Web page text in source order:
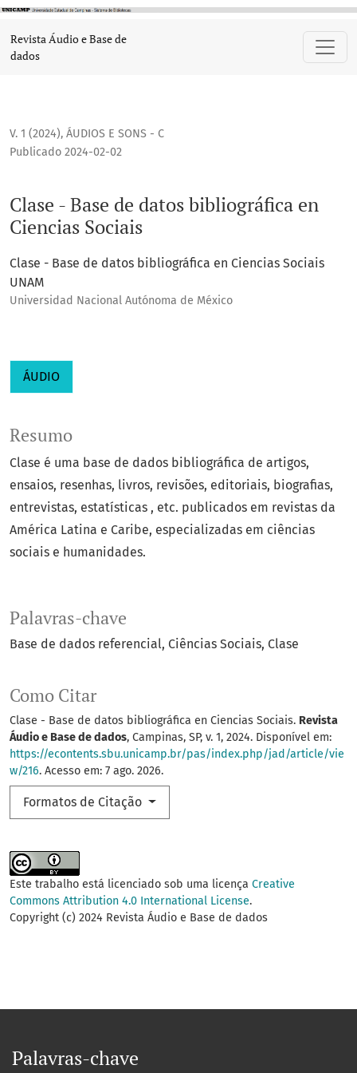
Clase - Base de datos bibliográfica en Ciencias Sociais
Revista Áudio e Base de
dados
V. 1 (2024), ÁUDIOS E SONS - C
Clase - Base de datos bibliográfica en
Ciencias Sociais
Publicado 2024-02-02
Clase - Base de datos bibliográfica en Ciencias Sociais
UNAM
Universidad Nacional Autónoma de México
ÁUDIO
Palavras-chave
Base de dados referencial Ciências Sociais Clase
Como Citar
Clase - Base de datos bibliográfica en Ciencias Sociais. Revista
Áudio e Base de dados, Campinas, SP, v. 1, 2024. Disponível em:
https://econtents.sbu.unicamp.br/pas/index.php/jad/article/vie
w/216. Acesso em: 7 ago. 2026.
Formatos de Citação
Resumo
Clase é uma base de dados bibliográfica de artigos,
ensaios, resenhas, livros, revisões, editoriais, biografias,
entrevistas, estatísticas , etc. publicados em revistas da
América Latina e Caribe, especializadas em ciências
sociais e humanidades.
Este trabalho está licenciado sob uma licença Creative
Commons Attribution 4.0 International License.
Copyright (c) 2024 Revista Áudio e Base de dados
Palavras-chave